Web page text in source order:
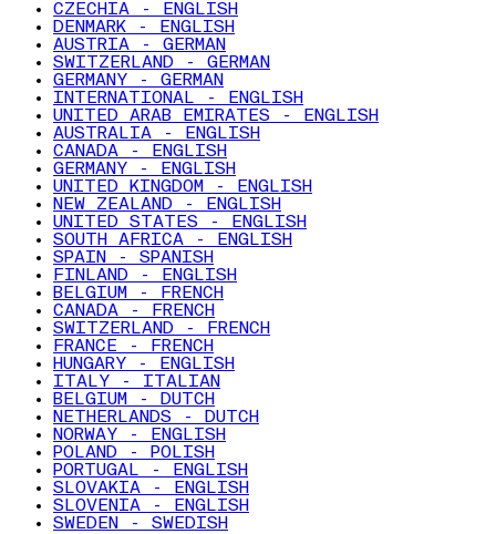
CZECHIA - ENGLISH
DENMARK - ENGLISH
AUSTRIA - GERMAN
SWITZERLAND - GERMAN
GERMANY - GERMAN
INTERNATIONAL - ENGLISH
UNITED ARAB EMIRATES - ENGLISH
AUSTRALIA - ENGLISH
CANADA - ENGLISH
GERMANY - ENGLISH
UNITED KINGDOM - ENGLISH
NEW ZEALAND - ENGLISH
UNITED STATES - ENGLISH
SOUTH AFRICA - ENGLISH
SPAIN - SPANISH
FINLAND - ENGLISH
BELGIUM - FRENCH
CANADA - FRENCH
SWITZERLAND - FRENCH
FRANCE - FRENCH
HUNGARY - ENGLISH
ITALY - ITALIAN
BELGIUM - DUTCH
NETHERLANDS - DUTCH
NORWAY - ENGLISH
POLAND - POLISH
PORTUGAL - ENGLISH
SLOVAKIA - ENGLISH
SLOVENIA - ENGLISH
SWEDEN - SWEDISH